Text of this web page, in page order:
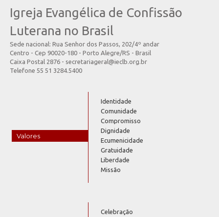
Igreja Evangélica de Confissão
Luterana no Brasil
Sede nacional: Rua Senhor dos Passos, 202/4º andar
Centro - Cep 90020-180 - Porto Alegre/RS - Brasil
Caixa Postal 2876 - secretariageral@ieclb.org.br
Telefone 55 51 3284.5400
Valores
Identidade
Comunidade
Compromisso
Dignidade
Ecumenicidade
Gratuidade
Liberdade
Missão
Celebração